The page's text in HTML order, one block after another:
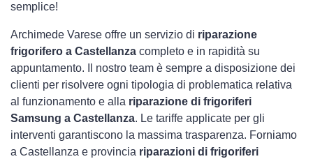
semplice!
Archimede Varese offre un servizio di riparazione
frigorifero a Castellanza completo e in rapidità su
appuntamento. Il nostro team è sempre a disposizione dei
clienti per risolvere ogni tipologia di problematica relativa
al funzionamento e alla riparazione di frigoriferi
Samsung a Castellanza. Le tariffe applicate per gli
interventi garantiscono la massima trasparenza. Forniamo
a Castellanza e provincia riparazioni di frigoriferi